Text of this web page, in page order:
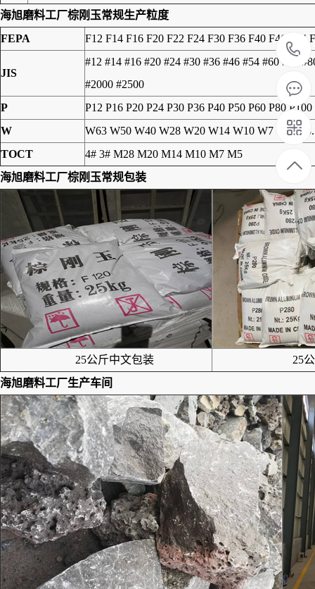
海旭磨料工厂棕刚玉常规生产粒度
FEPA
F12 F14 F16 F20 F22 F24 F30 F36 F40 F46 F54
JIS
#12 #14 #16 #20 #24 #30 #36 #46 #54 #60 #70
#2000 #2500
P
P12 P16 P20 P24 P30 P36 P40 P50 P60 P80
W
W63 W50 W40 W28 W20 W14 W10 W7 W5
TOCT
4# 3# M28 M20 M14 M10 M7 M5
海旭磨料工厂棕刚玉常规包装
25公斤中文包装
25公
海旭磨料工厂生产车间